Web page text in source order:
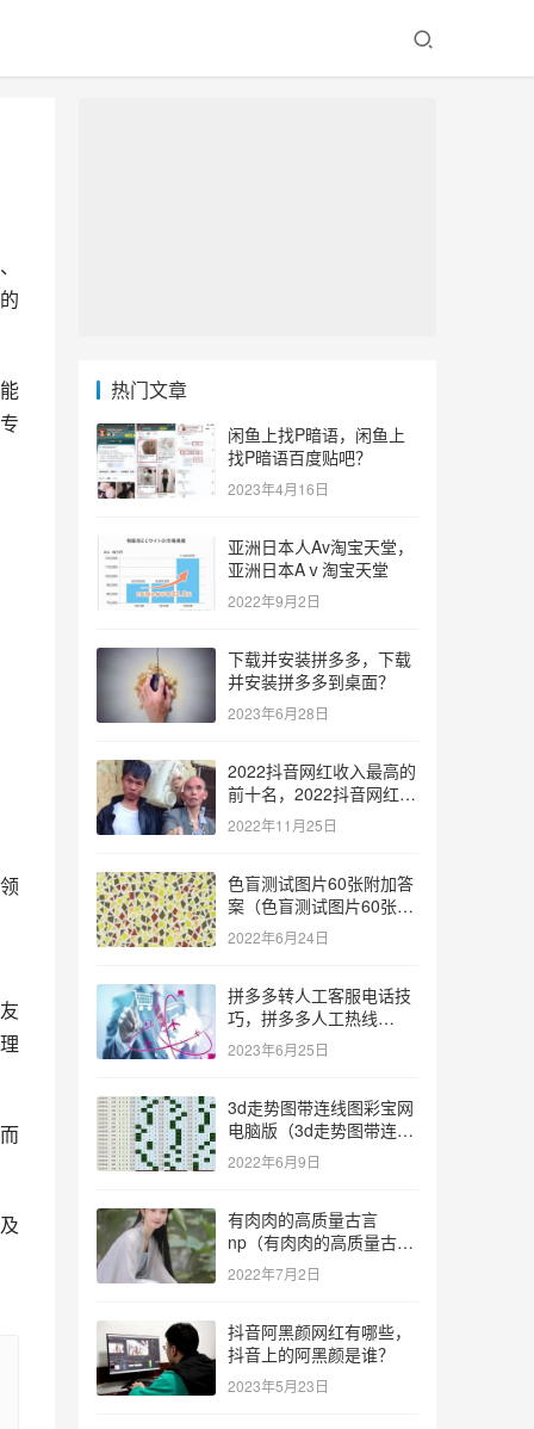
热门文章
闲鱼上找P暗语，闲鱼上
找P暗语百度贴吧？
2023年4月16日
亚洲日本人Av淘宝天堂，
亚洲日本Aⅴ淘宝天堂
2022年9月2日
下载并安装拼多多，下载
并安装拼多多到桌面？
2023年6月28日
2022抖音网红收入最高的
前十名，2022抖音网红收
入最高的前十名有哪些？
2022年11月25日
色盲测试图片60张附加答
案（色盲测试图片60张复
杂）
2022年6月24日
拼多多转人工客服电话技
巧，拼多多人工热线
9541344？
2023年6月25日
3d走势图带连线图彩宝网
电脑版（3d走势图带连线
图彩宝网手机版）
2022年6月9日
有肉肉的高质量古言
np（有肉肉的高质量古言
np推荐）
2022年7月2日
抖音阿黑颜网红有哪些，
抖音上的阿黑颜是谁？
2023年5月23日